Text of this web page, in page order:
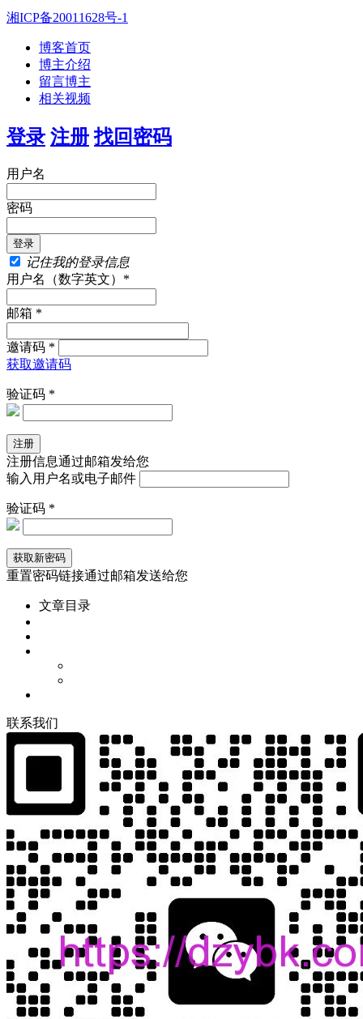
湘ICP备20011628号-1
博客首页
博主介绍
留言博主
相关视频
登录 注册 找回密码
用户名
密码
记住我的登录信息
用户名（数字英文）*
邮箱 *
邀请码 *
获取邀请码
验证码 *
注册信息通过邮箱发给您
输入用户名或电子邮件
验证码 *
重置密码链接通过邮箱发送给您
文章目录
联系我们